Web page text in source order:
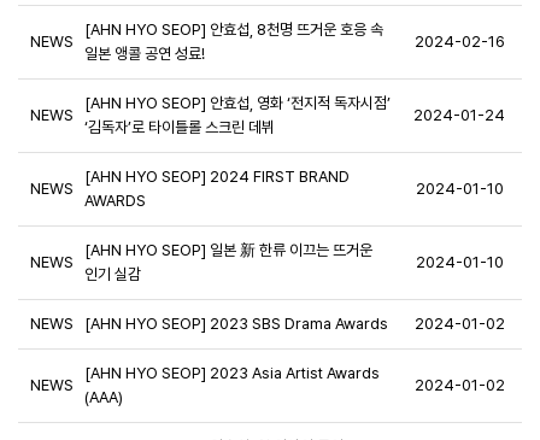
NEWS
[AHN HYO SEOP] 안효섭, 8천명 뜨거운 호응 속
일본 앵콜 공연 성료!
2024-02-16
NEWS
[AHN HYO SEOP] 안효섭, 영화 ‘전지적 독자시점’
‘김독자’로 타이틀롤 스크린 데뷔
2024-01-24
NEWS
[AHN HYO SEOP] 2024 FIRST BRAND
AWARDS
2024-01-10
NEWS
[AHN HYO SEOP] 일본 新 한류 이끄는 뜨거운
인기 실감
2024-01-10
NEWS [AHN HYO SEOP] 2023 SBS Drama Awards 2024-01-02
NEWS
[AHN HYO SEOP] 2023 Asia Artist Awards
(AAA)
2024-01-02